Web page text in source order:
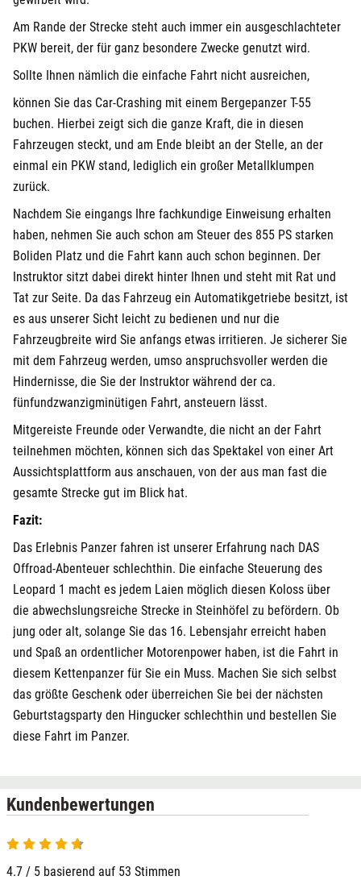
Am Rande der Strecke steht auch immer ein ausgeschlachteter
PKW bereit, der für ganz besondere Zwecke genutzt wird.
Sollte Ihnen nämlich die einfache Fahrt nicht ausreichen,
können Sie das Car-Crashing mit einem Bergepanzer T-55
buchen. Hierbei zeigt sich die ganze Kraft, die in diesen
Fahrzeugen steckt, und am Ende bleibt an der Stelle, an der
einmal ein PKW stand, lediglich ein großer Metallklumpen
zurück.
Nachdem Sie eingangs Ihre fachkundige Einweisung erhalten
haben, nehmen Sie auch schon am Steuer des 855 PS starken
Boliden Platz und die Fahrt kann auch schon beginnen. Der
Instruktor sitzt dabei direkt hinter Ihnen und steht mit Rat und
Tat zur Seite. Da das Fahrzeug ein Automatikgetriebe besitzt, ist
es aus unserer Sicht leicht zu bedienen und nur die
Fahrzeugbreite wird Sie anfangs etwas irritieren. Je sicherer Sie
mit dem Fahrzeug werden, umso anspruchsvoller werden die
Hindernisse, die Sie der Instruktor während der ca.
fünfundzwanzigminütigen Fahrt, ansteuern lässt.
Mitgereiste Freunde oder Verwandte, die nicht an der Fahrt
teilnehmen möchten, können sich das Spektakel von einer Art
Aussichtsplattform aus anschauen, von der aus man fast die
gesamte Strecke gut im Blick hat.
Fazit:
Das Erlebnis Panzer fahren ist unserer Erfahrung nach DAS
Offroad-Abenteuer schlechthin. Die einfache Steuerung des
Leopard 1 macht es jedem Laien möglich diesen Koloss über
die abwechslungsreiche Strecke in Steinhöfel zu befördern. Ob
jung oder alt, solange Sie das 16. Lebensjahr erreicht haben
und Spaß an ordentlicher Motorenpower haben, ist die Fahrt in
diesem Kettenpanzer für Sie ein Muss. Machen Sie sich selbst
das größte Geschenk oder überreichen Sie bei der nächsten
Geburtstagsparty den Hingucker schlechthin und bestellen Sie
diese Fahrt im Panzer.
Kundenbewertungen
4.7 von 5
4.7 / 5 basierend auf 53 Stimmen